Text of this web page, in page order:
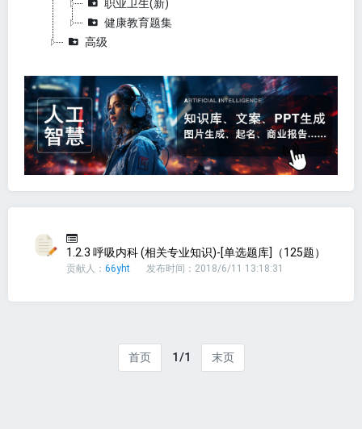
职业卫生(新)
健康教育题集
高级
1.2.3 呼吸内科 (相关专业知识)-[单选题库]（125题）
贡献人： 66yht 发布时间：2018/6/11 13:18:31
首页 1/1 末页